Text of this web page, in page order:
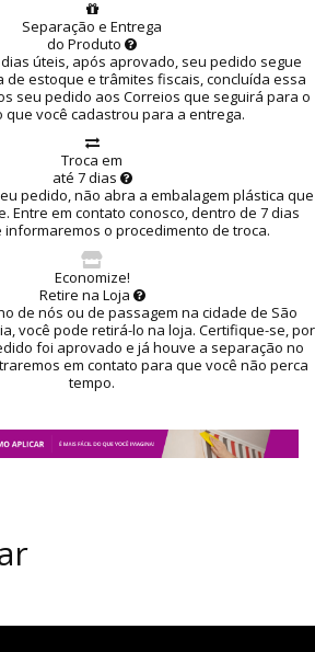
Separação e Entrega
do Produto
úteis, após aprovado, seu pedido segue
estoque e trâmites fiscais, concluída essa
seu pedido aos Correios que seguirá para o
que você cadastrou para a entrega.
Troca em
até 7 dias
pedido, não abra a embalagem plástica que
Entre em contato conosco, dentro de 7 dias
informaremos o procedimento de troca.
Economize!
Retire na Loja
de nós ou de passagem na cidade de São
você pode retirá-lo na loja. Certifique-se, por
foi aprovado e já houve a separação no
em contato para que você não perca
tempo.